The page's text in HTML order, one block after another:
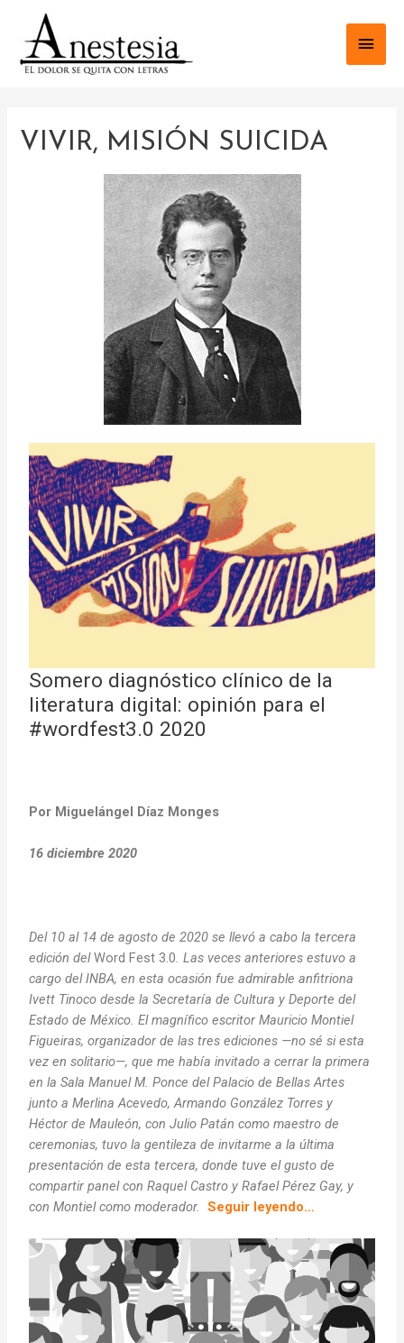
VIVIR, MISIÓN SUICIDA
Somero diagnóstico clínico de la
literatura digital: opinión para el
#wordfest3.0 2020
Por Miguelángel Díaz Monges
16 diciembre 2020
Del 10 al 14 de agosto de 2020 se llevó a cabola tercera
edición delWord Fest 3.0 . Las veces anteriores estuvo a
cargo del INBA, en esta ocasión fue admirable anfitriona
Ivett Tinoco desde la Secretaría de Cultura y Deporte del
Estado de México. El magnífico escritor Mauricio Montiel
Figueiras, organizador de las tres ediciones —no sé si esta
vez en solitario—, que me había invitado a cerrar la primera
en la Sala Manuel M. Ponce del Palacio de Bellas Artes
junto a Merlina Acevedo, Armando González Torres y
Héctor de Mauleón, con Julio Patán como maestro de
ceremonias, tuvo la gentileza de invitarme a la última
presentación de esta tercera, donde tuve el gusto de
compartir panel con Raquel Castro y Rafael Pérez Gay, y
con Montiel como moderador.Seguir leyendo…